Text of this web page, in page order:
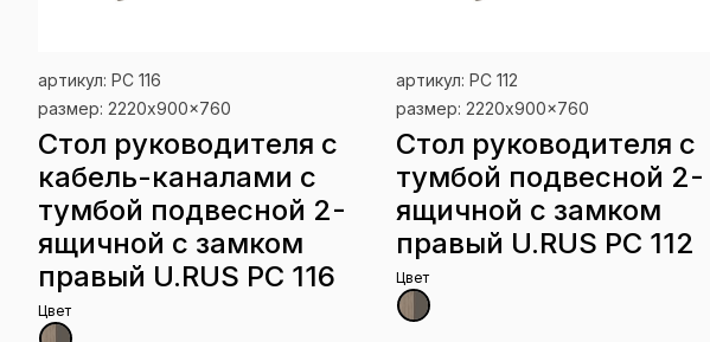
артикул: РС 116
размер: 2220x900x760
Стол руководителя с
кабель-каналами с
тумбой подвесной 2-
ящичной с замком
правый U.RUS РС 116
Цвет
артикул: РС 112
размер: 2220x900x760
Стол руководителя с
тумбой подвесной 2-
ящичной с замком
правый U.RUS РС 112
Цвет